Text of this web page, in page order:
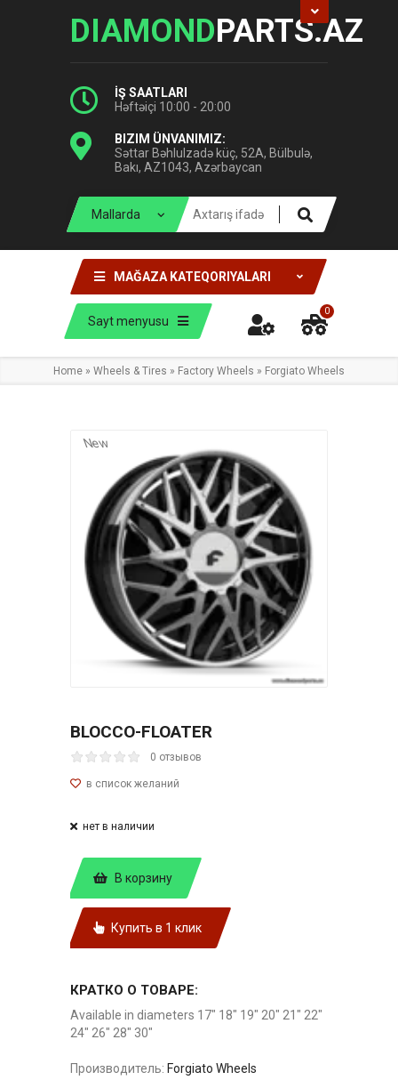
DIAMONDPARTS.AZ
İŞ SAATLARI
Həftəiçi 10:00 - 20:00
BIZIM ÜNVANIMIZ:
Səttar Bəhlulzadə küç, 52A, Bülbulə,
Bakı, AZ1043, Azərbaycan
MAĞAZA KATEQORIYALARI
Sayt menyusu
0
Home » Wheels & Tires » Factory Wheels » Forgiato Wheels
New
BLOCCO-FLOATER
0 отзывов
нет в наличии
В корзину
Купить в 1 клик
КРАТКО О ТОВАРЕ:
Available in diameters 17" 18" 19" 20" 21" 22"
24" 26" 28" 30"
Производитель: Forgiato Wheels